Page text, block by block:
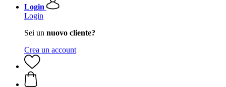
Login
Login
Sei un nuovo cliente?
Crea un account